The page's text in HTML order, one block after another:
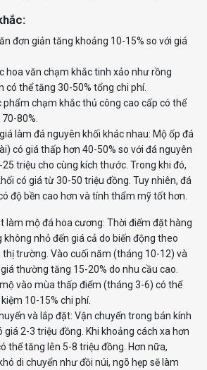
đơn giản tăng khoảng 10-15% so với giá
hoa văn chạm khắc tinh xảo như rồng
có thể tăng 30-50% tổng chi phí.
phẩm chạm khắc thủ công cao cấp có thể
80%.
làm đá nguyên khối khác nhau: Mộ ốp đá
có giá thấp hơn 40-50% so với đá nguyên
triệu cho cùng kích thước. Trong khi đó,
có giá từ 30-50 triệu đồng. Tuy nhiên, đá
độ bền cao hơn và tính thẩm mỹ tốt hơn.
làm mộ đá hoa cương: Thời điểm đặt hàng
nhỏ đến giá cả do biến động theo
thị trường. Vào cuối năm (tháng 10-12) và
thường tăng 15-20% do nhu cầu cao.
vào mùa thấp điểm (tháng 3-6) có thể
10-15% chi phí.
và lắp đặt: Vận chuyển trong bán kính
2-3 triệu đồng. Khi khoảng cách xa hơn
thể tăng lên 5-8 triệu đồng. Hơn nữa,
di chuyển như đồi núi, ngõ hẹp sẽ làm